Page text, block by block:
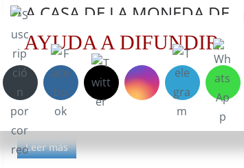
LA CASA DE LA MONEDA DE
POTOSÍ
De la piedra al Real de a Ocho: El fascinante
proceso de la plata en la Casa de la Moneda de
Potosí. El ingenioso funcionamiento del edificio
donde nació la primera divisa mundial.
Leer más
AYUDA A DIFUNDIR